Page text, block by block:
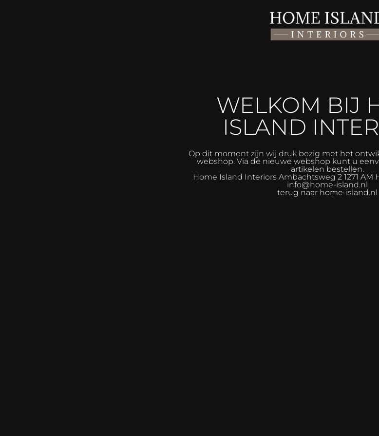
WELKOM BIJ
ISLAND
Op dit moment zijn wij druk bezig met het
webshop. Via de nieuwe webshop kunt u
artikelen bestellen.
Home Island Interiors Ambachtsweg 2 1271 AM
info@home-island.nl
terug naar home-island.nl